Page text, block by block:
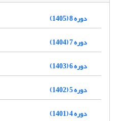
دوره 8 (1405)
دوره 7 (1404)
دوره 6 (1403)
دوره 5 (1402)
دوره 4 (1401)